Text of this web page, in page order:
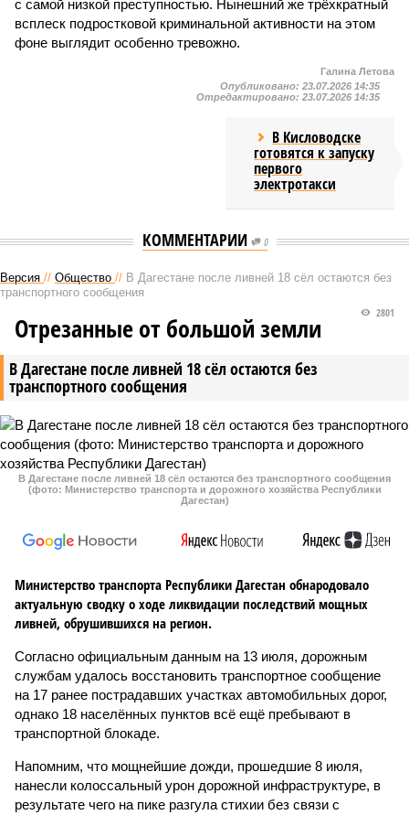
с самой низкой преступностью. Нынешний же трёхкратный
всплеск подростковой криминальной активности на этом
фоне выглядит особенно тревожно.
Галина Летова
Опубликовано: 23.07.2026 14:35
Отредактировано: 23.07.2026 14:35
В Кисловодске
готовятся к запуску
первого
электротакси
КОММЕНТАРИИ 0
Версия // Общество // В Дагестане после ливней 18 сёл остаются без
транспортного сообщения
В Дагестане после ливней 18 сёл остаются без
транспортного сообщения
2801
Отрезанные от большой земли
В Дагестане после ливней 18 сёл остаются без транспортного сообщения
(фото: Министерство транспорта и дорожного хозяйства Республики
Дагестан)
Министерство транспорта Республики Дагестан обнародовало
актуальную сводку о ходе ликвидации последствий мощных
ливней, обрушившихся на регион.
Согласно официальным данным на 13 июля, дорожным
службам удалось восстановить транспортное сообщение
на 17 ранее пострадавших участках автомобильных дорог,
однако 18 населённых пунктов всё ещё пребывают в
транспортной блокаде.
Напомним, что мощнейшие дожди, прошедшие 8 июля,
нанесли колоссальный урон дорожной инфраструктуре, в
результате чего на пике разгула стихии без связи с